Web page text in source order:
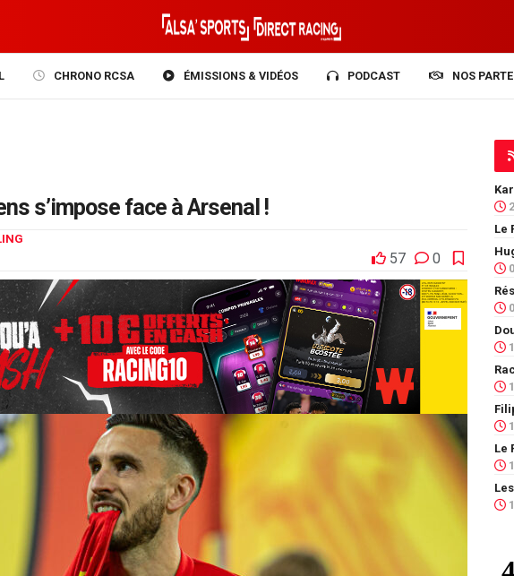
CHRONO RCSA ÉMISSIONS & VIDÉOS PODCAST NOS
s’impose face à Arsenal !
57 0
Le